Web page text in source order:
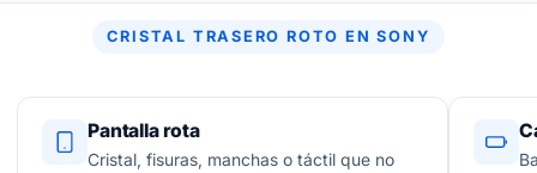
CRISTAL TRASERO ROTO EN SONY
Pantalla rota
Cristal, fisuras, manchas o táctil que no